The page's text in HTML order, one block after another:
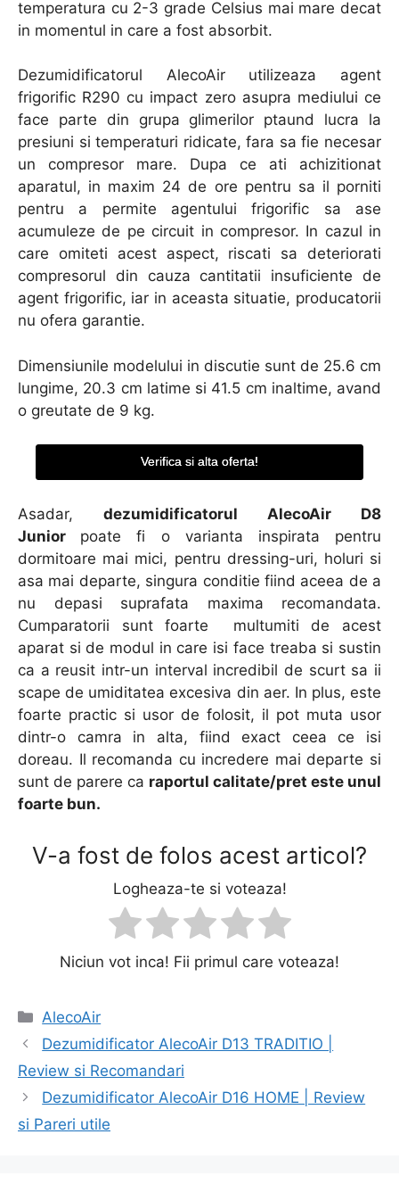
temperatura cu 2-3 grade Celsius mai mare decat
in momentul in care a fost absorbit.
Dezumidificatorul AlecoAir utilizeaza agent
frigorific R290 cu impact zero asupra mediului ce
face parte din grupa glimerilor ptaund lucra la
presiuni si temperaturi ridicate, fara sa fie necesar
un compresor mare. Dupa ce ati achizitionat
aparatul, in maxim 24 de ore pentru sa il porniti
pentru a permite agentului frigorific sa ase
acumuleze de pe circuit in compresor. In cazul in
care omiteti acest aspect, riscati sa deteriorati
compresorul din cauza cantitatii insuficiente de
agent frigorific, iar in aceasta situatie, producatorii
nu ofera garantie.
Dimensiunile modelului in discutie sunt de 25.6 cm
lungime, 20.3 cm latime si 41.5 cm inaltime, avand
o greutate de 9 kg.
Verifica si alta oferta!
Asadar, dezumidificatorul AlecoAir D8
Junior poate fi o varianta inspirata pentru
dormitoare mai mici, pentru dressing-uri, holuri si
asa mai departe, singura conditie fiind aceea de a
nu depasi suprafata maxima recomandata.
Cumparatorii sunt foarte multumiti de acest
aparat si de modul in care isi face treaba si sustin
ca a reusit intr-un interval incredibil de scurt sa ii
scape de umiditatea excesiva din aer. In plus, este
foarte practic si usor de folosit, il pot muta usor
dintr-o camra in alta, fiind exact ceea ce isi
doreau. Il recomanda cu incredere mai departe si
sunt de parere ca raportul calitate/pret este unul
foarte bun.
V-a fost de folos acest articol?
Logheaza-te si voteaza!
Niciun vot inca! Fii primul care voteaza!
Categorii
AlecoAir
Navigare
în
Dezumidificator AlecoAir D13 TRADITIO |
Review si Recomandari
Dezumidificator AlecoAir D16 HOME | Review
si Pareri utile